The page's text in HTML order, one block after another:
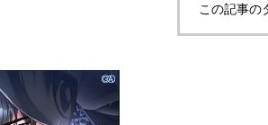
この記事の